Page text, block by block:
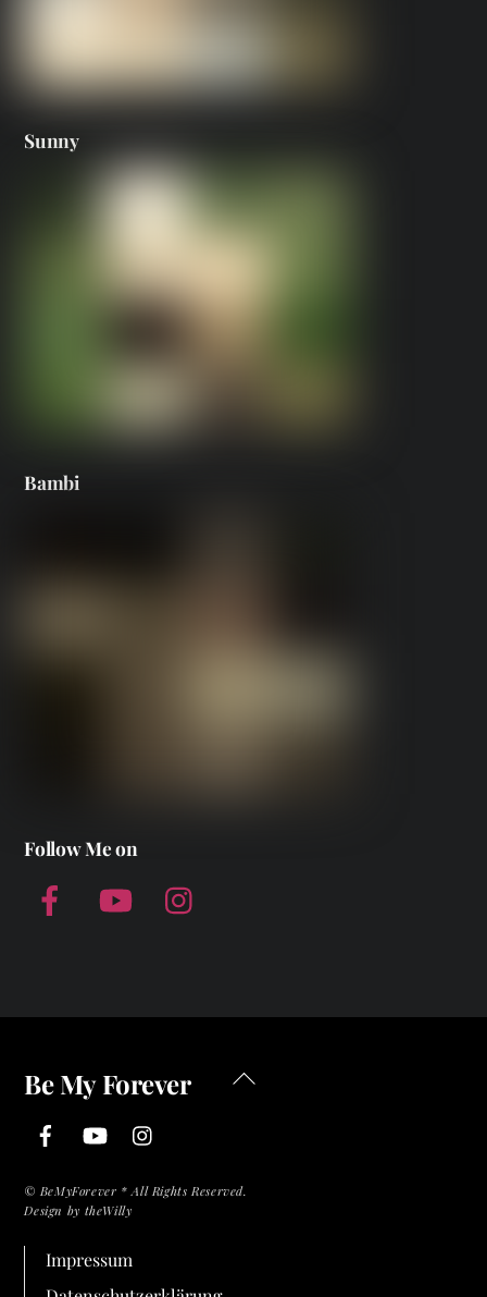
Sunny
Bambi
Follow Me on
Facebook YouTube
Back
Be My Forever
FacebookYouTube
© BeMyForever * All Rights Reserved.
Design by theWilly
Impressum